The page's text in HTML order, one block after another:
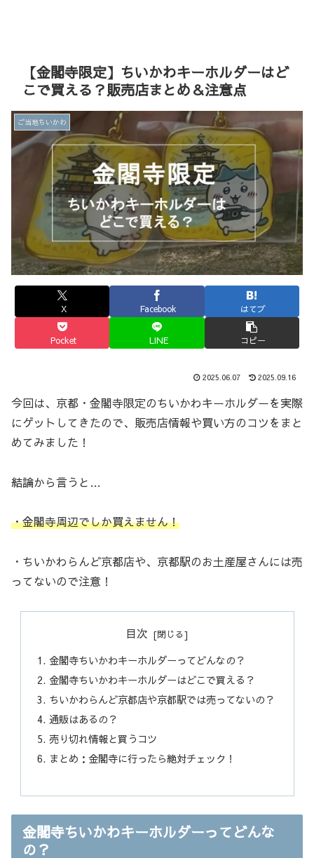
【金閣寺限定】ちいかわキーホルダーはど
こで買える？販売店まとめ＆注意点
ご当地ちいかわ
X Facebook はてブ
Pocket LINE コピー
2025.06.07 2025.09.16
今回は、京都・金閣寺限定のちいかわキーホルダーを実際
にゲットしてきたので、販売店情報や買い方のコツをまと
めてみました！
結論から言うと…
・金閣寺周辺でしか買えません！
・ちいかわらんど京都店や、京都駅のお土産屋さんには売
ってないので注意！
目次
金閣寺ちいかわキーホルダーってどんなの？
金閣寺ちいかわキーホルダーはどこで買える？
ちいかわらんど京都店や京都駅では売ってないの？
通販はあるの？
売り切れ情報と買うコツ
まとめ：金閣寺に行ったら絶対チェック！
金閣寺ちいかわキーホルダーってどんな
の？